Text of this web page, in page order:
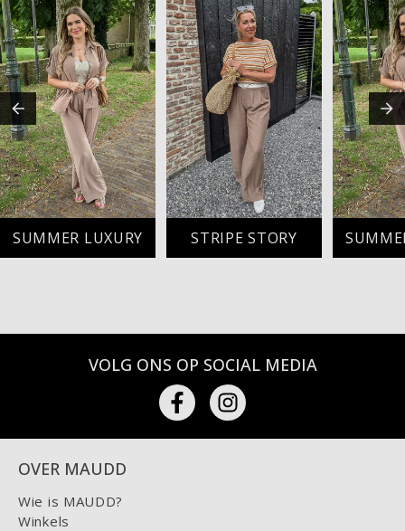
SUMMER LUXURY STRIPE STORY
VOLG ONS OP SOCIAL MEDIA
OVER MAUDD
Wie is MAUDD?
Winkels